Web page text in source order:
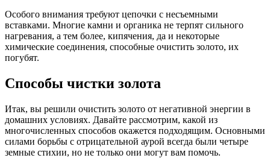
Особого внимания требуют цепочки с несъемными
вставками. Многие камни и органика не терпят сильного
нагревания, а тем более, кипячения, да и некоторые
химические соединения, способные очистить золото, их
погубят.
Способы чистки золота
Итак, вы решили очистить золото от негативной энергии в
домашних условиях. Давайте рассмотрим, какой из
многочисленных способов окажется подходящим. Основными
силами борьбы с отрицательной аурой всегда были четыре
земные стихии, но не только они могут вам помочь.